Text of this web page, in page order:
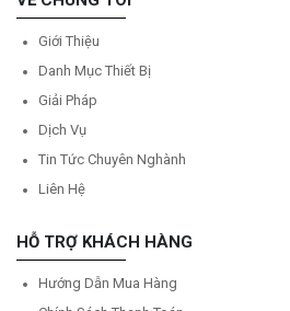
Giới Thiệu
Danh Mục Thiết Bị
Giải Pháp
Dịch Vụ
Tin Tức Chuyên Nghành
Liên Hệ
HỖ TRỢ KHÁCH HÀNG
Hướng Dẫn Mua Hàng